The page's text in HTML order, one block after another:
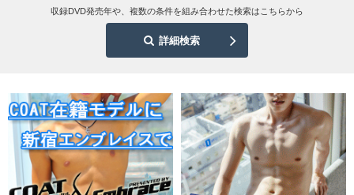
収録DVD発売年や、複数の条件を組み合わせた検索はこちらから
詳細検索